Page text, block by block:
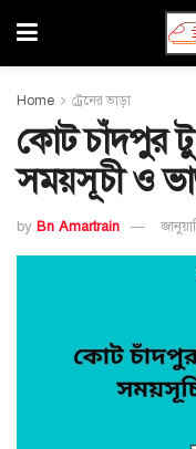
Home ট্রেনের ভাড়া
কোট চাঁদপুর টু
সময়সূচী ও
by Bn Amartrain